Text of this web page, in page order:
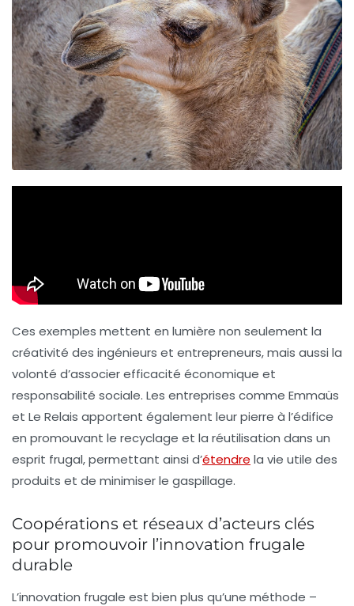
Ces exemples mettent en lumière non seulement la
créativité des ingénieurs et entrepreneurs, mais aussi la
volonté d’associer efficacité économique et
responsabilité sociale. Les entreprises comme Emmaüs
et Le Relais apportent également leur pierre à l’édifice
en promouvant le recyclage et la réutilisation dans un
esprit frugal, permettant ainsi d’étendre la vie utile des
produits et de minimiser le gaspillage.
Coopérations et réseaux d’acteurs clés
pour promouvoir l’innovation frugale
durable
L’innovation frugale est bien plus qu’une méthode –